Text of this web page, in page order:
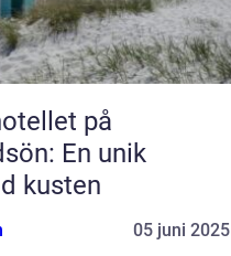
på
En unik
kusten
05 juni 2025